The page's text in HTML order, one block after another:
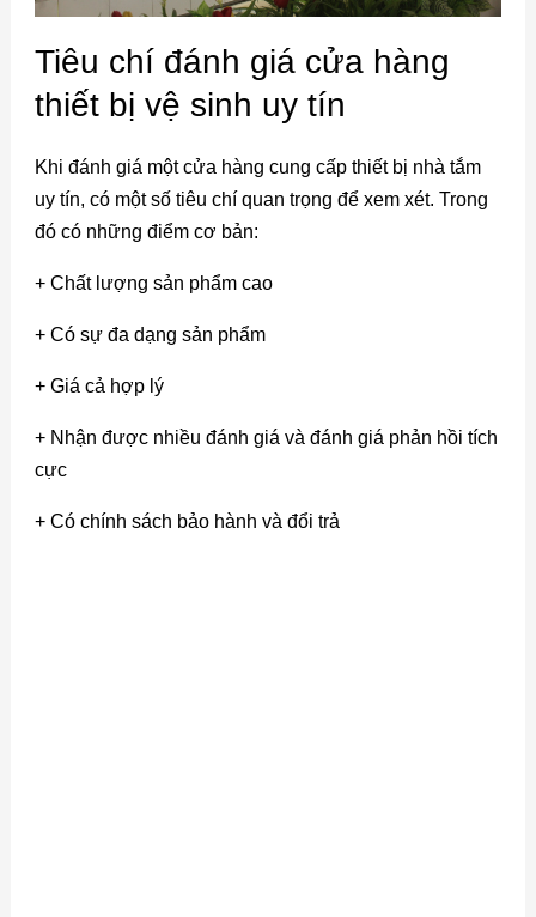
Tiêu chí đánh giá cửa hàng
thiết bị vệ sinh uy tín
Khi đánh giá một cửa hàng cung cấp thiết bị nhà tắm
uy tín, có một số tiêu chí quan trọng để xem xét. Trong
đó có những điểm cơ bản:
+ Chất lượng sản phẩm cao
+ Có sự đa dạng sản phẩm
+ Giá cả hợp lý
+ Nhận được nhiều đánh giá và đánh giá phản hồi tích
cực
+ Có chính sách bảo hành và đổi trả